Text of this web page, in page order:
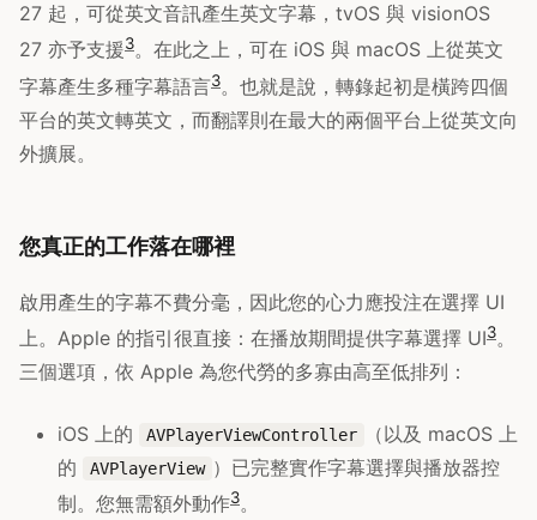
27 起，可從英文音訊產生英文字幕，tvOS 與 visionOS
27 亦予支援3。在此之上，可在 iOS 與 macOS 上從英文
字幕產生多種字幕語言3。也就是說，轉錄起初是橫跨四個
平台的英文轉英文，而翻譯則在最大的兩個平台上從英文向
外擴展。
您真正的工作落在哪裡
啟用產生的字幕不費分毫，因此您的心力應投注在選擇 UI
上。Apple 的指引很直接：在播放期間提供字幕選擇 UI3。
三個選項，依 Apple 為您代勞的多寡由高至低排列：
iOS 上的 AVPlayerViewController
（以及 macOS 上
的
AVPlayerView ）已完整實作字幕選擇與播放器控
制。您無需額外動作3。